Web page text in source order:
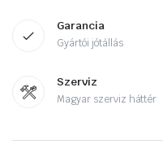
Garancia
Gyártói jótállás
Szerviz
Magyar szerviz háttér